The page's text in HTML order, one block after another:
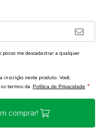
posso me descadastrar a qualquer
inscrição neste produto. Você,
termos da Política de Privacidade *
comprar!